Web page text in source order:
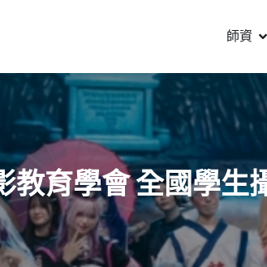
師資
教育學會 全國學生